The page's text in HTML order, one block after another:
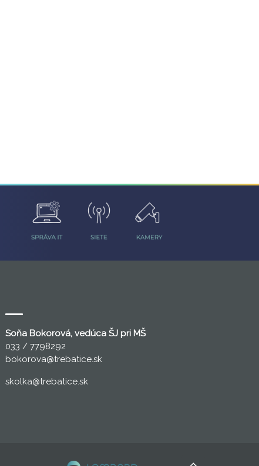
Soňa Bokorová, vedúca ŠJ pri MŠ
033 / 7798292
bokorova@trebatice.sk
skolka@trebatice.sk